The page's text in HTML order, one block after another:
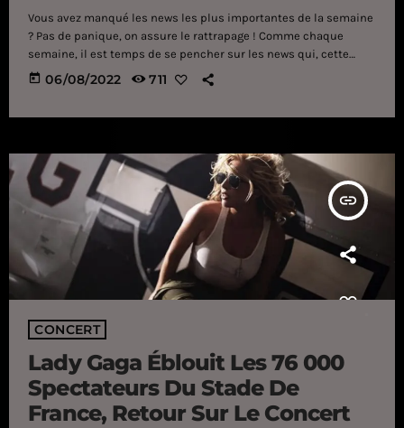
Vous avez manqué les news les plus importantes de la semaine
? Pas de panique, on assure le rattrapage ! Comme chaque
semaine, il est temps de se pencher sur les news qui, cette
semaine, ont rythmé la sphère musicale. Au programme cette
fois, Muse et les NFT, un potentiel album pour Taylor Swift mais
today 06/08/2022 711
insert_link
CONCERT
Lady Gaga Éblouit Les 76 000
Spectateurs Du Stade De
France, Retour Sur Le Concert